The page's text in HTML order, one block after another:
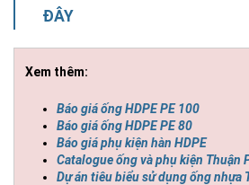
ĐÂY
Xem thêm:
Báo giá ống HDPE PE 100
Báo giá ống HDPE PE 80
Báo giá phụ kiện hàn HDPE
Catalogue ống và phụ kiện Thuận
Dự án tiêu biểu sử dụng ống nhựa